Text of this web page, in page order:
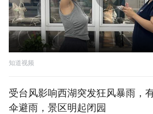
知道视频
受台风影响西湖突发狂风暴雨，
伞避雨，景区明起闭园